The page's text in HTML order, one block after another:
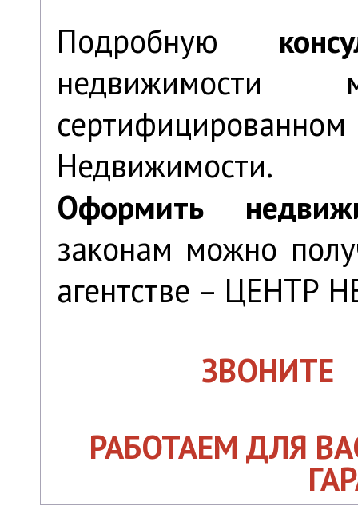
Подробную
Недвижимости.
Оформить
законам можно
агентстве –
ЗВОНИТЕ
РАБОТАЕМ ДЛЯ